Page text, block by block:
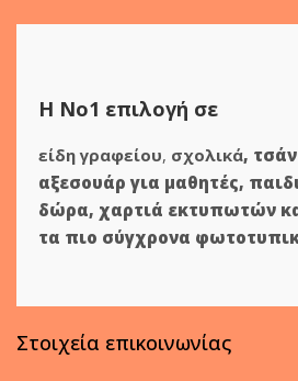
Η Νο1 επιλογή σε
είδη γραφείου, σχολικά,
αξεσουάρ για μαθητές,
δώρα, χαρτιά εκτυπωτών
τα πιο σύγχρονα
Στοιχεία επικοινωνίας